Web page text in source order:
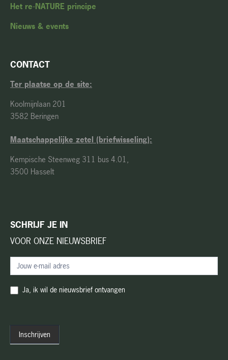
Het re-NATURE principe
Nieuws & events
CONTACT
Ter plaatse op de site:
Koolmijnlaan 201
3582 Beringen
Maatschappelijke zetel (briefwisseling):
Kempische Steenweg 311 bus 4.01,
3500 Hasselt
SCHRIJF JE IN
VOOR ONZE NIEUWSBRIEF
Nieuwsbrief
(nl)
Ja, ik wil de nieuwsbrief ontvangen
Inschrijven